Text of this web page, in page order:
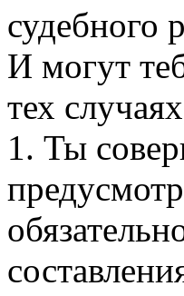
судебного
И могут
тех
1. Ты